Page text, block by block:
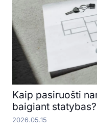
Kaip pasiruošti
baigiant statybas?
2026.05.15